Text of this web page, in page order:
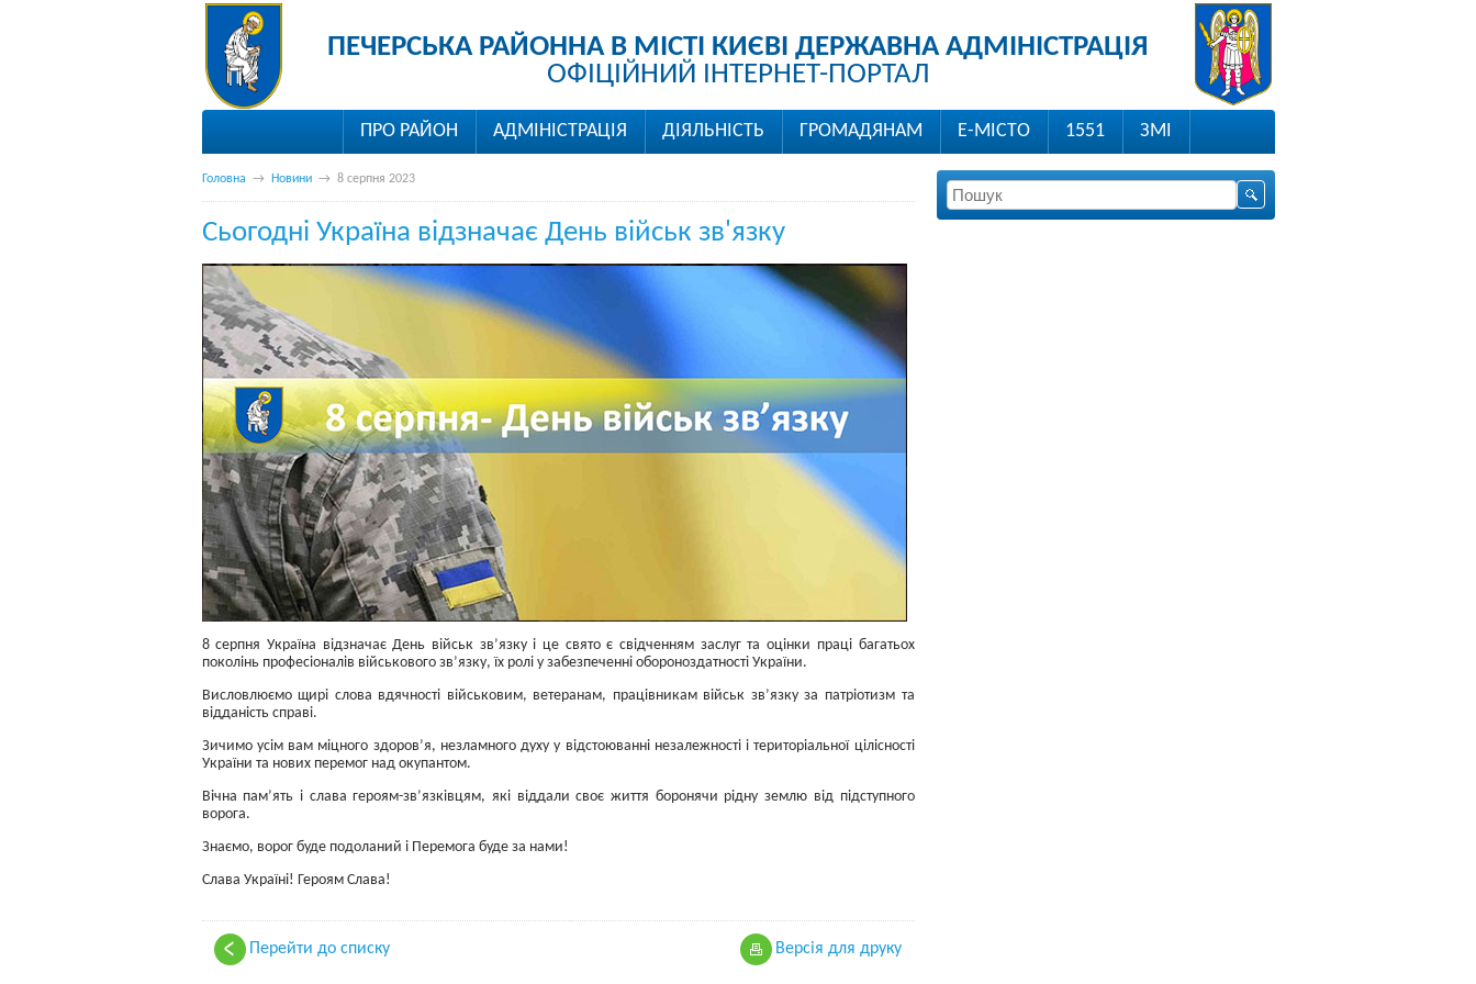
ПЕЧЕРСЬКА РАЙОННА В МІСТІ КИЄВІ ДЕРЖАВНА АДМІНІСТРАЦІЯ
ОФІЦІЙНИЙ ІНТЕРНЕТ-ПОРТАЛ
ПРО РАЙОН АДМІНІСТРАЦІЯ ДІЯЛЬНІСТЬ ГРОМАДЯНАМ Е-МІСТО 1551 ЗМІ
Головна → Новини→ 8 серпня 2023
Сьогодні Україна відзначає День військ зв'язку
8 серпня Україна відзначає День військ зв’язку і це свято є свідченням заслуг та оцінки праці багатьох
поколінь професіоналів військового зв’язку, їх ролі у забезпеченні обороноздатності України.
Висловлюємо щирі слова вдячності військовим, ветеранам, працівникам військ зв’язку за патріотизм та
відданість справі.
Зичимо усім вам міцного здоров’я, незламного духу у відстоюванні незалежності і територіальної цілісності
України та нових перемог над окупантом.
Вічна пам’ять і слава героям-зв’язківцям, які віддали своє життя боронячи рідну землю від підступного
ворога.
Знаємо, ворог буде подоланий і Перемога буде за нами!
Слава Україні! Героям Слава!
Перейти до списку Версiя для друку